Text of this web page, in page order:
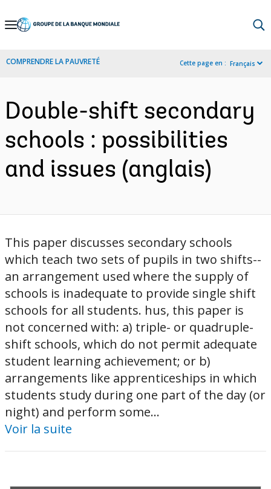
Skip
Navigation
COMPRENDRE LA PAUVRETÉ Cette page en : Français
Double-shift secondary
schools : possibilities
and issues (anglais)
This paper discusses secondary schools
which teach two sets of pupils in two shifts--
an arrangement used where the supply of
schools is inadequate to provide single shift
schools for all students. hus, this paper is
not concerned with: a) triple- or quadruple-
shift schools, which do not permit adequate
student learning achievement; or b)
arrangements like apprenticeships in which
students study during one part of the day (or
night) and perform some...
Voir la suite